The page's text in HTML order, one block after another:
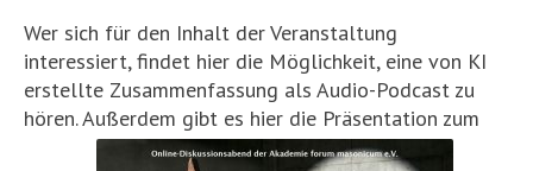
Wer sich für den Inhalt der Veranstaltung
interessiert, findet hier die Möglichkeit, eine von KI
erstellte Zusammenfassung als Audio-Podcast zu
hören. Außerdem gibt es hier die Präsentation zum